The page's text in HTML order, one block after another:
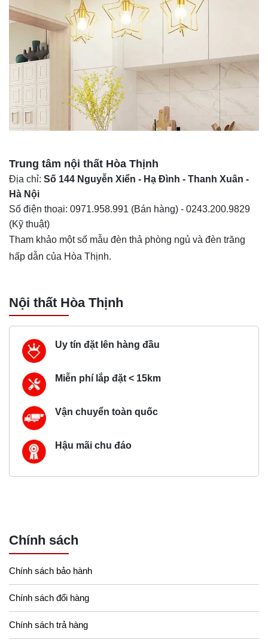
Trung tâm nội thất Hòa Thịnh
Địa chỉ: Số 144 Nguyễn Xiển - Hạ Đình - Thanh Xuân -
Hà Nội
Số điện thoại: 0971.958.991 (Bán hàng) - 0243.200.9829
(Kỹ thuật)
Tham khảo một số mẫu đèn thả phòng ngủ và đèn trăng
hấp dẫn của Hòa Thịnh.
Nội thất Hòa Thịnh
Uy tín đặt lên hàng đầu
Miễn phí lắp đặt < 15km
Vận chuyển toàn quốc
Hậu mãi chu đáo
Chính sách
Chính sách bảo hành
Chính sách đổi hàng
Chính sách trả hàng